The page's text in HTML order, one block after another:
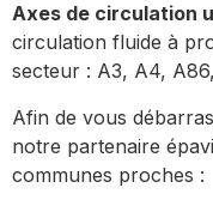
Axes de circulation
circulation fluide à
secteur : A3, A4,
Afin de vous
notre partenaire
communes proches :